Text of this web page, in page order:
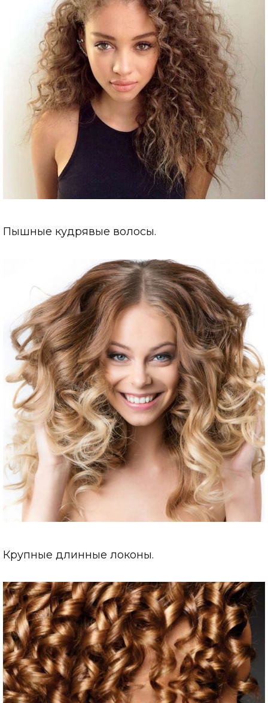
Пышные кудрявые волосы.
Крупные длинные локоны.